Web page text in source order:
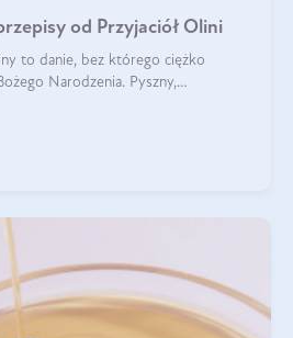
od Przyjaciół Olini
to danie, bez którego ciężko
Narodzenia. Pyszny,